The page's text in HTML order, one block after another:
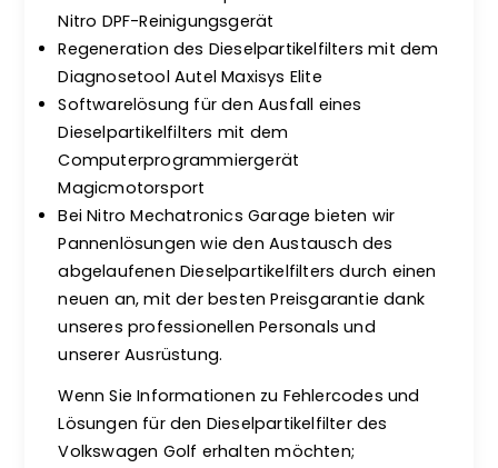
Nitro DPF-Reinigungsgerät
Regeneration des Dieselpartikelfilters mit dem
Diagnosetool Autel Maxisys Elite
Softwarelösung für den Ausfall eines
Dieselpartikelfilters mit dem
Computerprogrammiergerät
Magicmotorsport
Bei Nitro Mechatronics Garage bieten wir
Pannenlösungen wie den Austausch des
abgelaufenen Dieselpartikelfilters durch einen
neuen an, mit der besten Preisgarantie dank
unseres professionellen Personals und
unserer Ausrüstung.
Wenn Sie Informationen zu Fehlercodes und
Lösungen für den Dieselpartikelfilter des
Volkswagen Golf erhalten möchten;